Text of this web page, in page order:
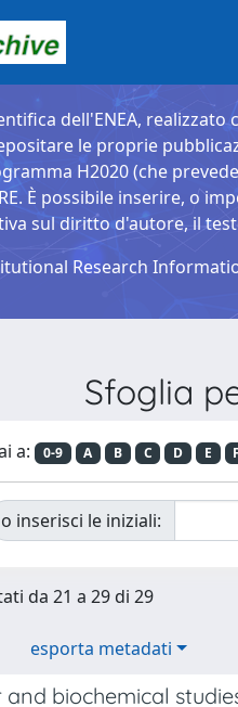
dell'ENEA,
le proprie
H2020 (che
È possibile inserire, o
sul diritto d'autore, il
Research
Sfoglia
a: 0-9 A B C D E F
o inserisci le iniziali:
da 21 a 29 di 29
esporta metadati
and biochemical